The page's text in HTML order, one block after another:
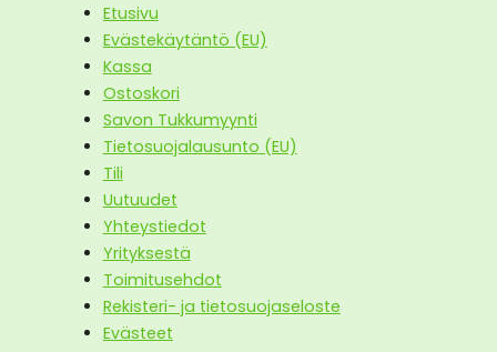
Etusivu
Evästekäytäntö (EU)
Kassa
Ostoskori
Savon Tukkumyynti
Tietosuojalausunto (EU)
Tili
Uutuudet
Yhteystiedot
Yrityksestä
Toimitusehdot
Rekisteri- ja tietosuojaseloste
Evästeet